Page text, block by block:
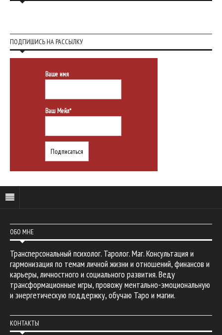
ПОДПИШИСЬ НА РАССЫЛКУ
Ваше имя
Ваш Мейл*
ОБО МНЕ
Трансперсональный психолог. Таролог. Маг. Консультация и
гармонизация по темам личной жизни и отношений, финансов и
карьеры, личностного и социального развития. Веду
трансформационные игры, провожу ментально-эмоциональную
и энергетическую поддержку, обучаю Таро и магии.
КОНТАКТЫ